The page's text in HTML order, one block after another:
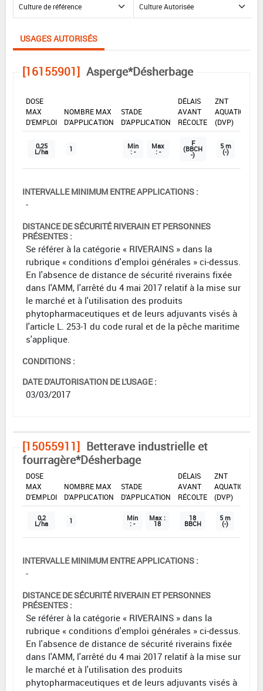
USAGES AUTORISÉS
[16155901] Asperge*Désherbage
DOSE
MAX
D'EMPLOI
NOMBRE MAX
D'APPLICATION
STADE
D'APPLICATION
DÉLAIS
AVANT
RÉCOLTE
ZNT
AQUATIQUE
(DVP)
0,25
L/ha 1 Min
: -
Max
: -
F
(BBCH
-)
5 m
(-)
INTERVALLE MINIMUM ENTRE APPLICATIONS :
-
DISTANCE DE SÉCURITÉ RIVERAIN ET PERSONNES
PRÉSENTES :
Se référer à la catégorie « RIVERAINS » dans la
rubrique « conditions d'emploi générales » ci-dessus.
En l'absence de distance de sécurité riverains fixée
dans l'AMM, l'arrêté du 4 mai 2017 relatif à la mise sur
le marché et à l'utilisation des produits
phytopharmaceutiques et de leurs adjuvants visés à
l'article L. 253-1 du code rural et de la pêche maritime
s'applique.
CONDITIONS :
DATE D'AUTORISATION DE L'USAGE :
03/03/2017
[15055911] Betterave industrielle et
fourragère*Désherbage
DOSE
MAX
D'EMPLOI
NOMBRE MAX
D'APPLICATION
STADE
D'APPLICATION
DÉLAIS
AVANT
RÉCOLTE
ZNT
AQUATIQUE
(DVP)
0,2
L/ha 1 Min
: -
Max :
18
18
BBCH
5 m
(-)
INTERVALLE MINIMUM ENTRE APPLICATIONS :
-
DISTANCE DE SÉCURITÉ RIVERAIN ET PERSONNES
PRÉSENTES :
Se référer à la catégorie « RIVERAINS » dans la
rubrique « conditions d'emploi générales » ci-dessus.
En l'absence de distance de sécurité riverains fixée
dans l'AMM, l'arrêté du 4 mai 2017 relatif à la mise sur
le marché et à l'utilisation des produits
phytopharmaceutiques et de leurs adjuvants visés à